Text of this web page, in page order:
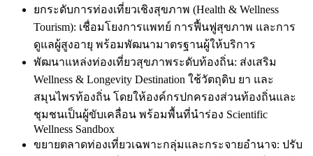
ยกระดับการท่องเที่ยวเชิงสุขภาพ (Health & Wellness
Tourism): เชื่อมโยงการแพทย์ การฟื้นฟูสุขภาพ และการ
ดูแลผู้สูงอายุ พร้อมพัฒนามาตรฐานผู้ให้บริการ
พัฒนาแหล่งท่องเที่ยวสุขภาพระดับท้องถิ่น: ส่งเสริม
Wellness & Longevity Destination ใช้วัตถุดิบ ยา และ
สมุนไพรท้องถิ่น โดยให้องค์กรปกครองส่วนท้องถิ่นและ
ชุมชนเป็นผู้ขับเคลื่อน พร้อมพื้นที่นำร่อง Scientific
Wellness Sandbox
ขยายตลาดท่องเที่ยวเฉพาะกลุ่มและกระจายอำนาจ: ปรับ